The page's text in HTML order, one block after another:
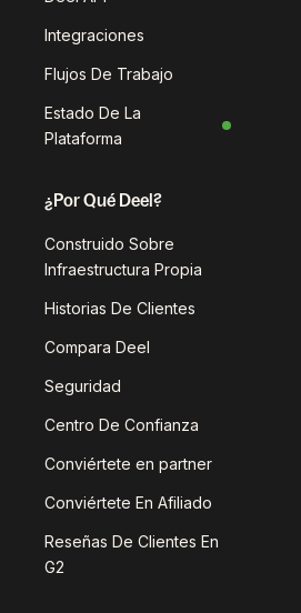
Integraciones
Flujos De Trabajo
Estado De La
Plataforma
¿Por Qué Deel?
Construido Sobre
Infraestructura Propia
Historias De Clientes
Compara Deel
Seguridad
Centro De Confianza
Conviértete en partner
Conviértete En Afiliado
Reseñas De Clientes En
G2